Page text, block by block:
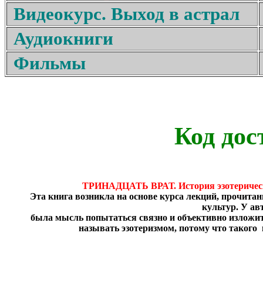
Видеокурс. Выход в астрал
Аудиокниги
Фильмы
Код
ТРИНАДЦАТЬ ВРАТ. История
Эта книга возникла на основе курса лекций,
культур. У
была мысль попытаться связно и объективно
называть эзотеризмом, потому что